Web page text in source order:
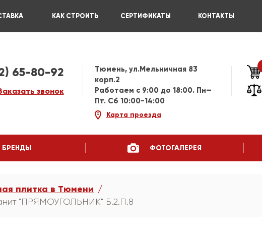
КАК СТРОИТЬ СЕРТИФИКАТЫ КОНТАКТЫ
65-80-92
звонок
Тюмень, ул.Мельничная 83
корп.2
Работаем c 9:00 до 18:00. Пн—
Пт. Сб 10:00-14:00
Карта проезда
БРЕНДЫ ФОТОГАЛЕРЕЯ
плитка в Тюмени
"ПРЯМОУГОЛЬНИК" Б.2.П.8